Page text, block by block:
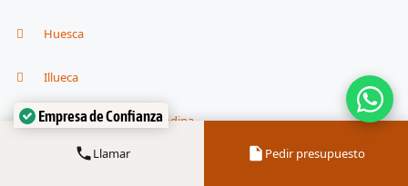
Huesca
Illueca
La Almunia de Doña Godina
Llamar Pedir presupuesto
Empresa de Confianza
Verificado por:Trustindex